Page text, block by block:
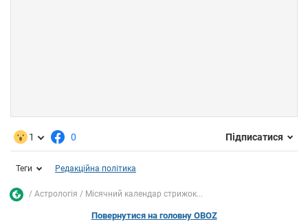
1 0 Підписатися
Теги Редакційна політика
Астрологія Місячний календар стрижок...
Повернутися на головну OBOZ